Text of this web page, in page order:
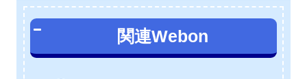
40代後半女性。Endless SHOCKは博多座にて多数鑑賞。ライブ
が大好きで今まで行ったライブは数百本。全部チケットの半券
をとっているのでとても大切な想い出です。私の好きなアーテ
関連Webon